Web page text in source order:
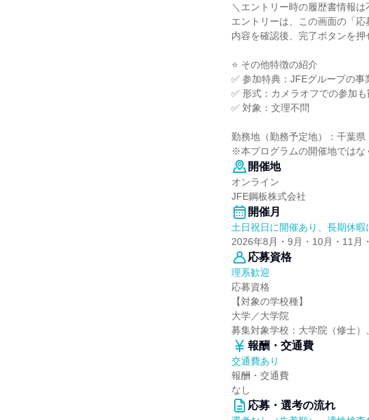
＼エントリー時の履歴書情報は
エントリーは、この画面の「応
内容を確認後、完了ボタンを押
⭐ その他特徴の紹介
✅ 参加特典：JFEグループの
✅ 形式：カメラオフでの参加
✅ 対象：文理不問
勤務地（勤務予定地）：千葉県
※本プログラムの開催地ではな
開催地
オンライン
JFE鋼板株式会社
開催月
土日祝日に開催あり、長期休暇
2026年8月・9月・10月・11月
応募資格
理系歓迎
応募資格
【対象の学校種】
大学／大学院
募集対象学校：大学院（修士）
報酬・交通費
交通費あり
報酬・交通費
なし
応募・選考の流れ